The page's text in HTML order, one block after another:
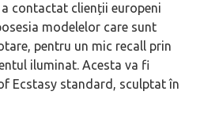
contactat clienții europeni
modelelor care sunt
pentru un mic recall prin
iluminat. Acesta va fi
Ecstasy standard, sculptat în